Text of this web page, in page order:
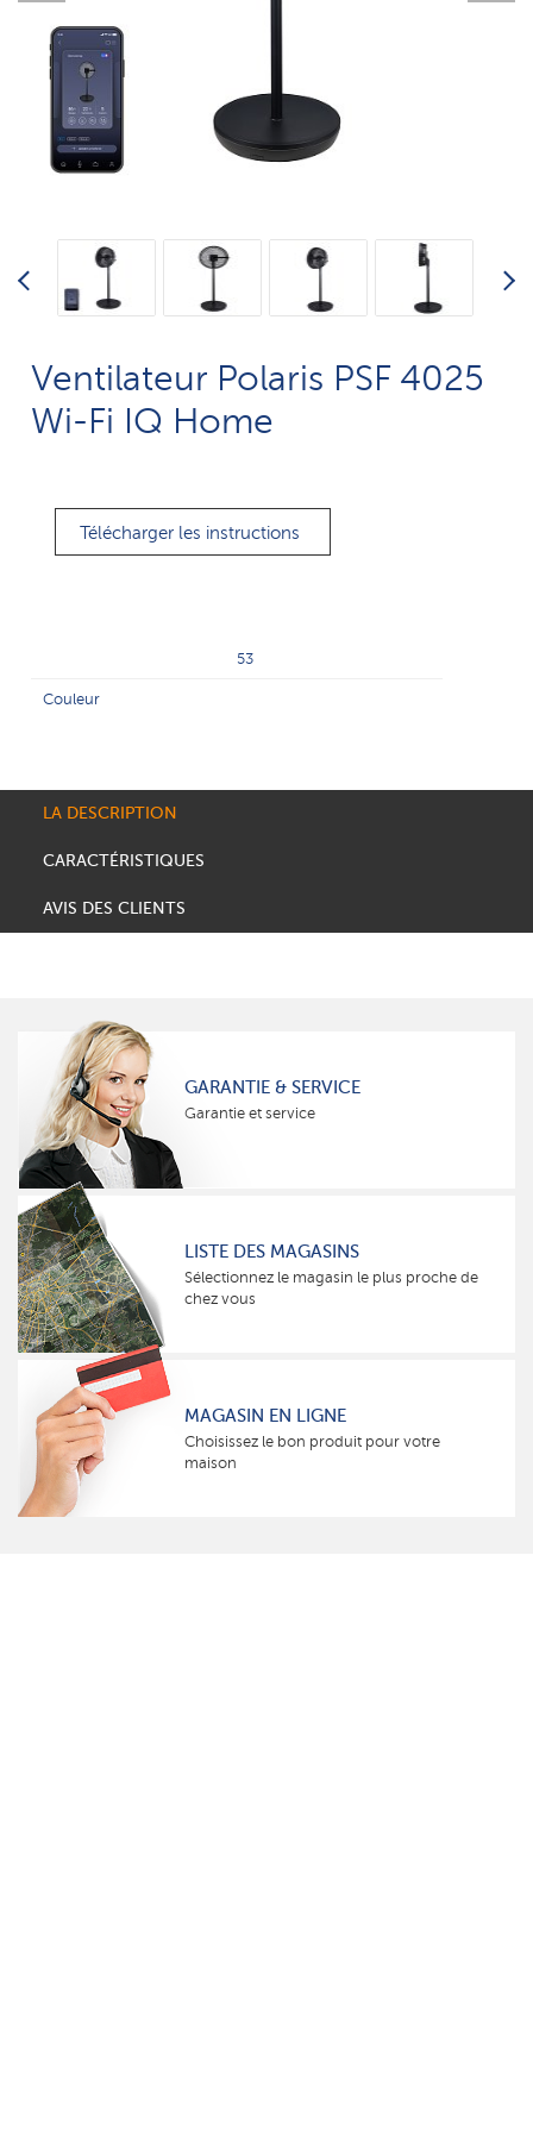
Ventilateur Polaris PSF 4025
Wi-Fi IQ Home
Télécharger les instructions
53
Couleur
LA DESCRIPTION
CARACTÉRISTIQUES
AVIS DES CLIENTS
GARANTIE & SERVICE
Garantie et service
LISTE DES MAGASINS
Sélectionnez le magasin le plus proche de
chez vous
MAGASIN EN LIGNE
Choisissez le bon produit pour votre
maison